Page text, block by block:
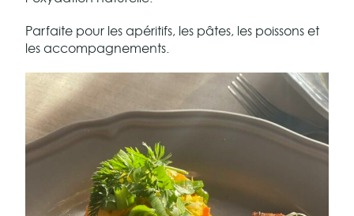
Parfaite pour les apéritifs, les pâtes, les poissons et
les accompagnements.